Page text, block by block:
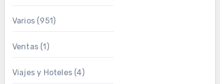
Varios(951)
Ventas(1)
Viajes y Hoteles(4)